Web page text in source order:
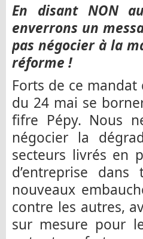
En disant NON
enverrons un
pas négocier à la
réforme !
Forts de ce
du 24 mai se
fifre Pépy. Nous
négocier la
secteurs livrés en
d’entreprise
nouveaux
contre les autres,
sur mesure pour